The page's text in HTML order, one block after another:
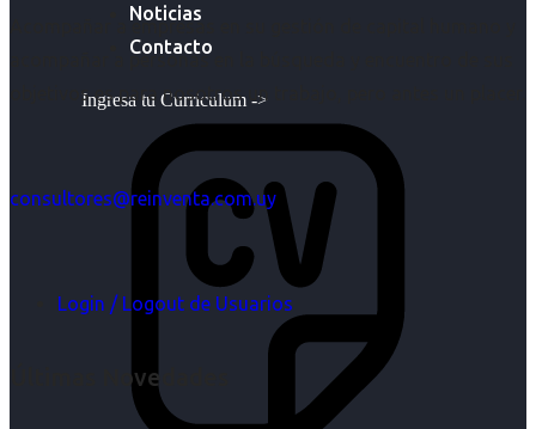
Noticias
Contacto
Ingresa tu Curriculum ->
Acompañar a empresas en su gestión de capital humano y
acompañar a personas en la búsqueda y encuentro de sus
objetivos es para nosotros un trabajo, pero antes un placer.
consultores@reinventa.com.uy
Login / Logout de Usuarios
Últimas Novedades